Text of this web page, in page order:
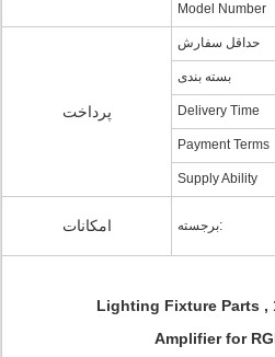
Model Number
پرداخت
حداقل سفارش
بسته بندی
Delivery Time
Payment Terms
Supply Ability
امکانات برجسته:
Lighting Fixture Parts ,
Amplifier for